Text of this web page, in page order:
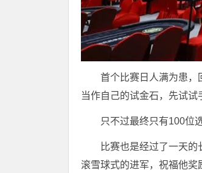
首个比赛日人满为患，
当作自己的试金石，先试试
只不过最终只有100位
比赛也是经过了一天
滚雪球式的进军，祝福他奖